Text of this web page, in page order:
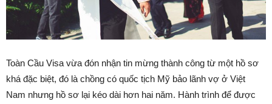
Toàn Cầu Visa vừa đón nhận tin mừng thành công từ một hồ sơ
khá đặc biệt, đó là chồng có quốc tịch Mỹ bảo lãnh vợ ở Việt
Nam nhưng hồ sơ lại kéo dài hơn hai năm. Hành trình để được